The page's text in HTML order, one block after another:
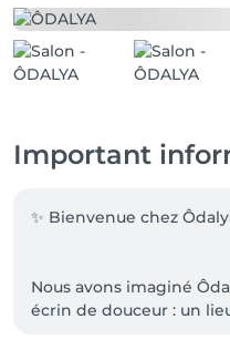
Important
✨ Bienvenue chez
Nous avons imaginé
écrin de douceur : un